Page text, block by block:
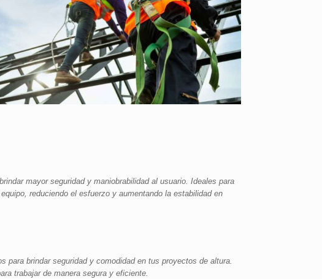
mayor seguridad y maniobrabilidad al usuario. Ideales para
reduciendo el esfuerzo y aumentando la estabilidad en
brindar seguridad y comodidad en tus proyectos de altura.
trabajar de manera segura y eficiente.